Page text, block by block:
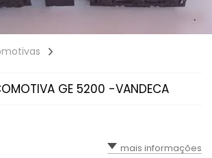
GE 5200 -VANDECA
mais informações